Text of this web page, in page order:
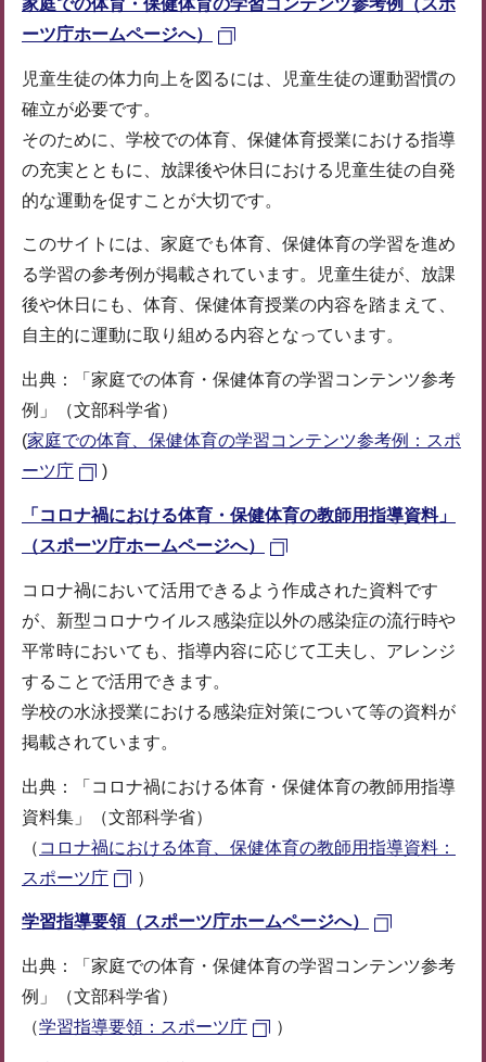
ーツ庁ホームページへ）
児童生徒の体力向上を図るには、児童生徒の運動習慣の
確立が必要です。
そのために、学校での体育、保健体育授業における指導
の充実とともに、放課後や休日における児童生徒の自発
的な運動を促すことが大切です。
このサイトには、家庭でも体育、保健体育の学習を進め
る学習の参考例が掲載されています。児童生徒が、放課
後や休日にも、体育、保健体育授業の内容を踏まえて、
自主的に運動に取り組める内容となっています。
出典：「家庭での体育・保健体育の学習コンテンツ参考
例」（文部科学省）
(家庭での体育、保健体育の学習コンテンツ参考例：スポ
ーツ庁
)
「コロナ禍における体育・保健体育の教師用指導資料」
（スポーツ庁ホームページへ）
コロナ禍において活用できるよう作成された資料です
が、新型コロナウイルス感染症以外の感染症の流行時や
平常時においても、指導内容に応じて工夫し、アレンジ
することで活用できます。
学校の水泳授業における感染症対策について等の資料が
掲載されています。
出典：「コロナ禍における体育・保健体育の教師用指導
資料集」（文部科学省）
（ コロナ禍における体育、保健体育の教師用指導資料：
スポーツ庁
）
学習指導要領（スポーツ庁ホームページへ）
出典：「家庭での体育・保健体育の学習コンテンツ参考
例」（文部科学省）
（学習指導要領：スポーツ庁 ）